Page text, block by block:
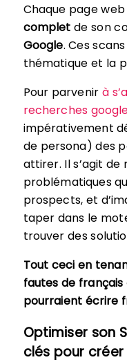
Chaque page web
complet de son
Google. Ces
thématique et la
Pour parvenir à
recherches
impérativement
de persona) des
attirer. Il s’agit de
problématiques
prospects, et
taper dans le
trouver des
Tout ceci en
fautes de français
pourraient écrire
Optimiser son
clés pour